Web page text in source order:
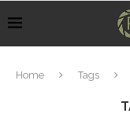
Home Tags